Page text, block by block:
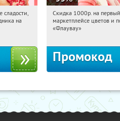
Получили:
на
19:11:02
Россия
Скидка 1000р. на первый
маркетплейсе цветов и
«Флаувау»
Промокод